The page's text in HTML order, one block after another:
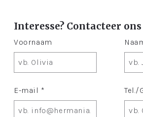
Interesse? Contacteer ons
Voornaam
E-mail * Tel./